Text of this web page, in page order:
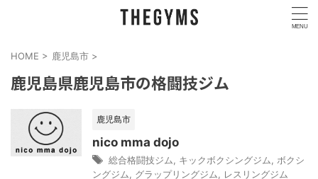
HOME > 鹿児島市 >
鹿児島県鹿児島市の格闘技ジム
鹿児島市
nico mma dojo
総合格闘技ジム キックボクシングジム
ボクシ
ングジム
グラップリングジム
レスリングジム